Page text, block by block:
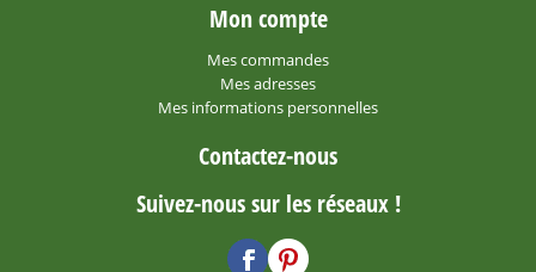
Mon compte
Mes commandes
Mes adresses
Mes informations personnelles
Contactez-nous
Suivez-nous sur les réseaux !